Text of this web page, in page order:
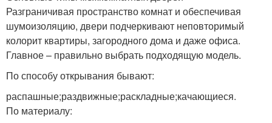
Разграничивая пространство комнат и обеспечивая
шумоизоляцию, двери подчеркивают неповторимый
колорит квартиры, загородного дома и даже офиса.
Главное – правильно выбрать подходящую модель.
По способу открывания бывают:
распашные;раздвижные;раскладные;качающиеся.
По материалу: